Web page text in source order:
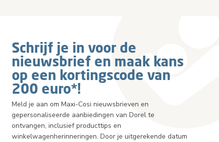
Schrijf je in voor de
nieuwsbrief en maak kans
op een kortingscode van
200 euro*!
Meld je aan om Maxi-Cosi nieuwsbrieven en
gepersonaliseerde aanbiedingen van Dorel te
ontvangen, inclusief producttips en
winkelwagenherinneringen. Door je uitgerekende datum